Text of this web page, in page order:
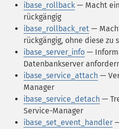
ibase_rollback — Macht
rückgängig
ibase_rollback_ret —
rückgängig, ohne diese zu
ibase_server_info —
Datenbankserver
ibase_service_attach —
Manager
ibase_service_detach —
Service-Manager
ibase_set_event_handler